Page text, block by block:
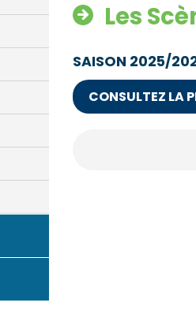
Les
SAISON 2025/
CONSULTEZ LA